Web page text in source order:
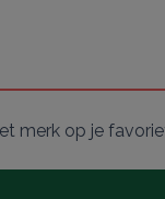
merk op je